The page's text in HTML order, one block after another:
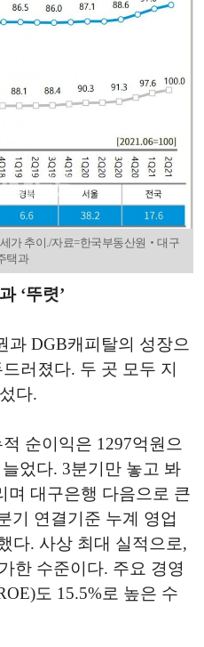
가 추이./자료=한국부동산원‧대구
택과
‘뚜렷’
과 DGB캐피탈의 성장으
러졌다. 두 곳 모두 지
다.
순이익은 1297억원으
었다. 3분기만 놓고 봐
며 대구은행 다음으로 큰
기 연결기준 누계 영업
다. 사상 최대 실적으로,
한 수준이다. 주요 경영
도 15.5%로 높은 수